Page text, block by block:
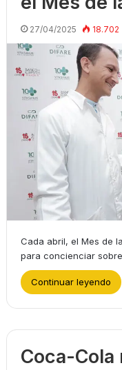
27/04/2025 18.702
Cada abril, el Mes de
para concienciar
Continuar leyendo
Coca-Cola